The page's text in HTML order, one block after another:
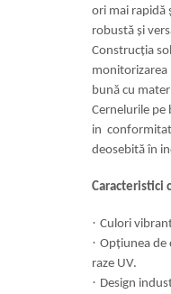
ori mai rapidă
robustă și
Construcția
monitorizarea
bună cu
Cernelurile pe
in
deosebită în
Caracteristici
· Culori
· Opțiunea de
raze UV.
· Design